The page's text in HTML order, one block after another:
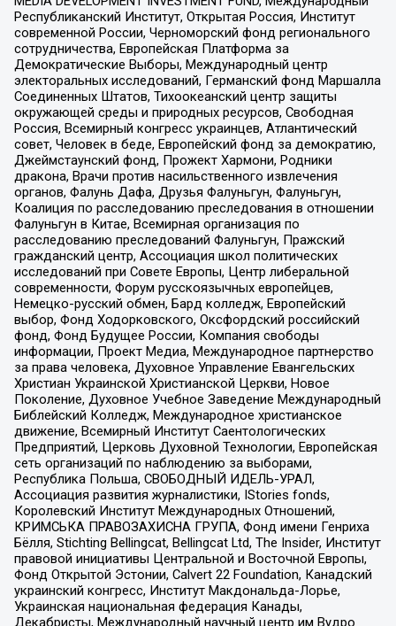
Республиканский Институт, Открытая Россия, Институт
современной России, Черноморский фонд регионального
сотрудничества, Европейская Платформа за
Демократические Выборы, Международный центр
электоральных исследований, Германский фонд Маршалла
Соединенных Штатов, Тихоокеанский центр защиты
окружающей среды и природных ресурсов, Свободная
Россия, Всемирный конгресс украинцев, Атлантический
совет, Человек в беде, Европейский фонд за демократию,
Джеймстаунский фонд, Прожект Хармони, Родники
дракона, Врачи против насильственного извлечения
органов, Фалунь Дафа, Друзья Фалуньгун, Фалуньгун,
Коалиция по расследованию преследования в отношении
Фалуньгун в Китае, Всемирная организация по
расследованию преследований Фалуньгун, Пражский
гражданский центр, Ассоциация школ политических
исследований при Совете Европы, Центр либеральной
современности, Форум русскоязычных европейцев,
Немецко-русский обмен, Бард колледж, Европейский
выбор, Фонд Ходорковского, Оксфордский российский
фонд, Фонд Будущее России, Компания свободы
информации, Проект Медиа, Международное партнерство
за права человека, Духовное Управление Евангельских
Христиан Украинской Христианской Церкви, Новое
Поколение, Духовное Учебное Заведение Международный
Библейский Колледж, Международное христианское
движение, Всемирный Институт Саентологических
Предприятий, Церковь Духовной Технологии, Европейская
сеть организаций по наблюдению за выборами,
Республика Польша, СВОБОДНЫЙ ИДЕЛЬ-УРАЛ,
Ассоциация развития журналистики, IStories fonds,
Королевский Институт Международных Отношений,
КРИМСЬКА ПРАВОЗАХИСНА ГРУПА, Фонд имени Генриха
Бёлля, Stichting Bellingcat, Bellingcat Ltd, The Insider, Институт
правовой инициативы Центральной и Восточной Европы,
Фонд Открытой Эстонии, Calvert 22 Foundation, Канадский
украинский конгресс, Институт Макдональда-Лорье,
Украинская национальная федерация Канады,
Декабристы, Международный научный центр им Вудро